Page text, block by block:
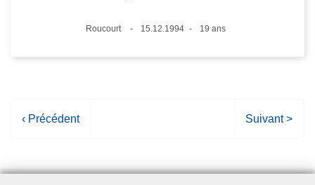
Lieux
Roucourt
15.12.1994
19 ans
P
e
‹ Précédent
P
e
Suivant >